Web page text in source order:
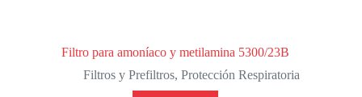
Filtro para amoníaco y metilamina 5300/23B
Filtros y Prefiltros,Protección Respiratoria